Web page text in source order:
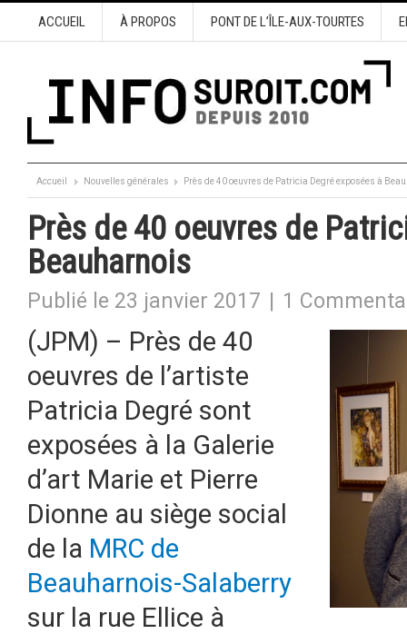
ACCUEIL À PROPOS PONT DE L’ÎLE-AUX-TOURTES
Accueil Nouvelles générales Près de 40 oeuvres de Patricia Degré exposées à
Près de 40 oeuvres de
Beauharnois
Publié le 23 janvier 2017 1
(JPM) – Près de 40
oeuvres de l’artiste
Patricia Degré sont
exposées à la Galerie
d’art Marie et Pierre
Dionne au siège social
de la MRC de
Beauharnois-Salaberry
sur la rue Ellice à